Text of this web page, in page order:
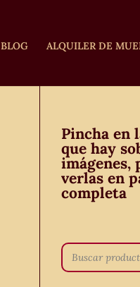
BLOG ALQUILER DE
Pincha en
que hay
imágenes,
verlas en
completa